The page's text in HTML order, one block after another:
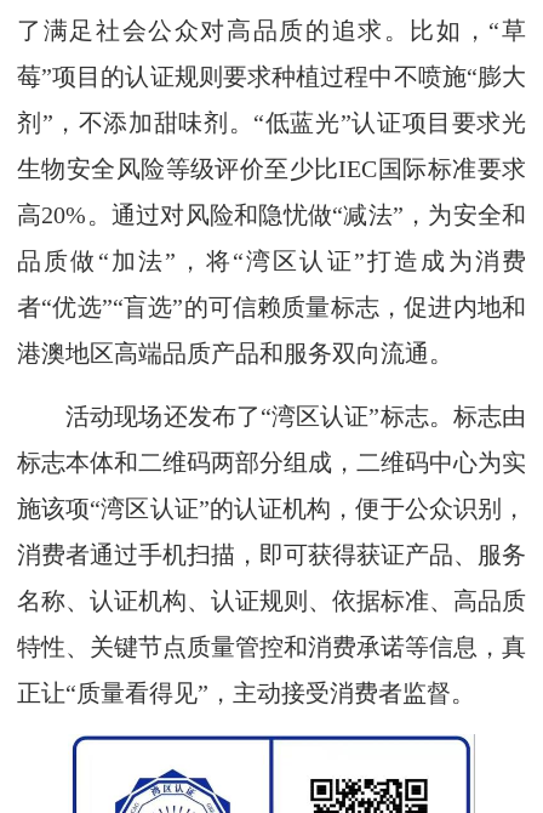
了满足社会公众对高品质的追求。比如，“草
莓”项目的认证规则要求种植过程中不喷施“膨大
剂”，不添加甜味剂。“低蓝光”认证项目要求光
生物安全风险等级评价至少比IEC国际标准要求
高20%。通过对风险和隐忧做“减法”，为安全和
品质做“加法”，将“湾区认证”打造成为消费
者“优选”“盲选”的可信赖质量标志，促进内地和
港澳地区高端品质产品和服务双向流通。
活动现场还发布了“湾区认证”标志。标志由
标志本体和二维码两部分组成，二维码中心为实
施该项“湾区认证”的认证机构，便于公众识别，
消费者通过手机扫描，即可获得获证产品、服务
名称、认证机构、认证规则、依据标准、高品质
特性、关键节点质量管控和消费承诺等信息，真
正让“质量看得见”，主动接受消费者监督。